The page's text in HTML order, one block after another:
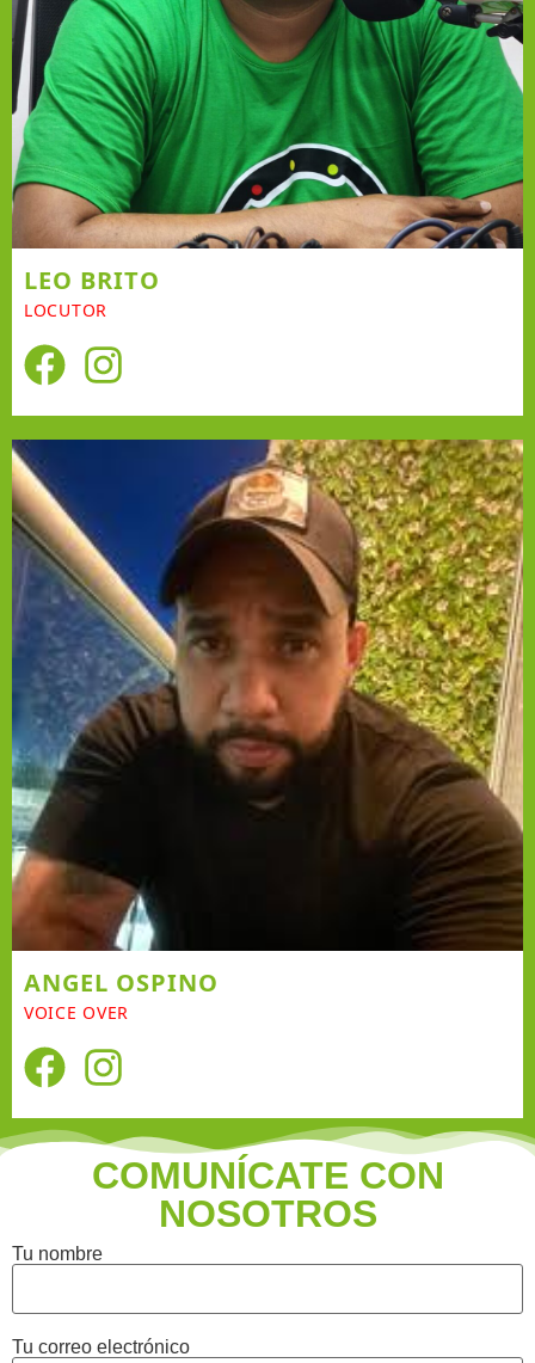
LEO BRITO
LOCUTOR
ANGEL OSPINO
VOICE OVER
COMUNÍCATE CON
NOSOTROS
Tu nombre
Tu correo electrónico